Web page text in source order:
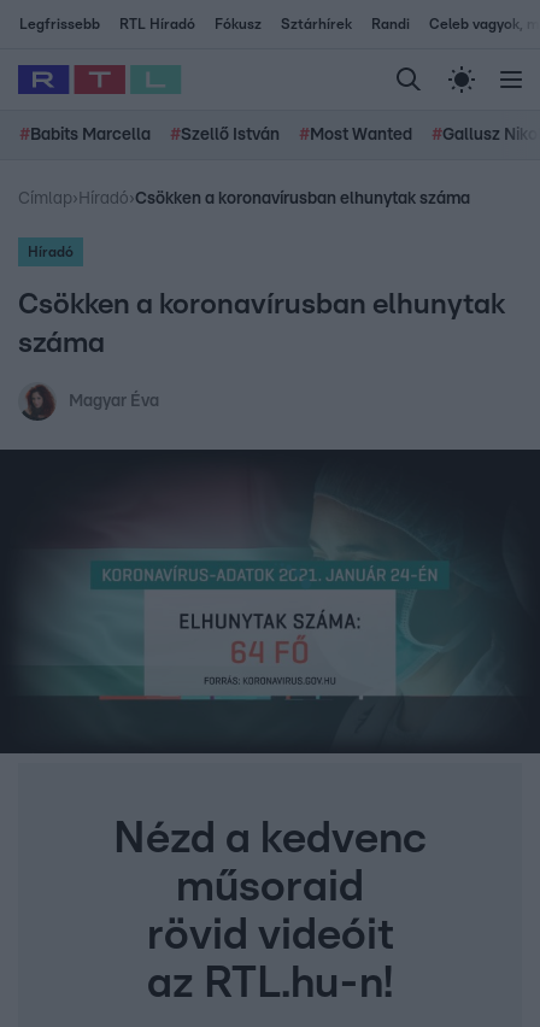
Legfrissebb RTL Híradó Fókusz Sztárhírek Randi Celeb vagyok,
# Babits Marcella #Szellő István # Most Wanted #Gallusz
Címlap› Híradó›Csökken a koronavírusban elhunytak száma
Híradó
Csökken a koronavírusban elhunytak
száma
Magyar Éva
Nézd a kedvenc
műsoraid
rövid videóit
az RTL.hu-n!